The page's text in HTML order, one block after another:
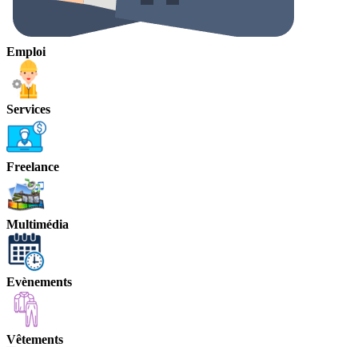
Emploi
Services
Freelance
Multimédia
Evènements
Vêtements